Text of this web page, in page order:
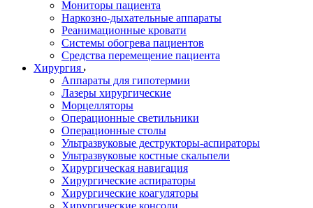
Мониторы пациента
Наркозно-дыхательные аппараты
Реанимационные кровати
Системы обогрева пациентов
Средства перемещение пациента
Хирургия
Аппараты для гипотермии
Лазеры хирургические
Морцелляторы
Операционные светильники
Операционные столы
Ультразвуковые деструкторы-аспираторы
Ультразвуковые костные скальпели
Хирургическая навигация
Хирургические аспираторы
Хирургические коагуляторы
Хирургические консоли